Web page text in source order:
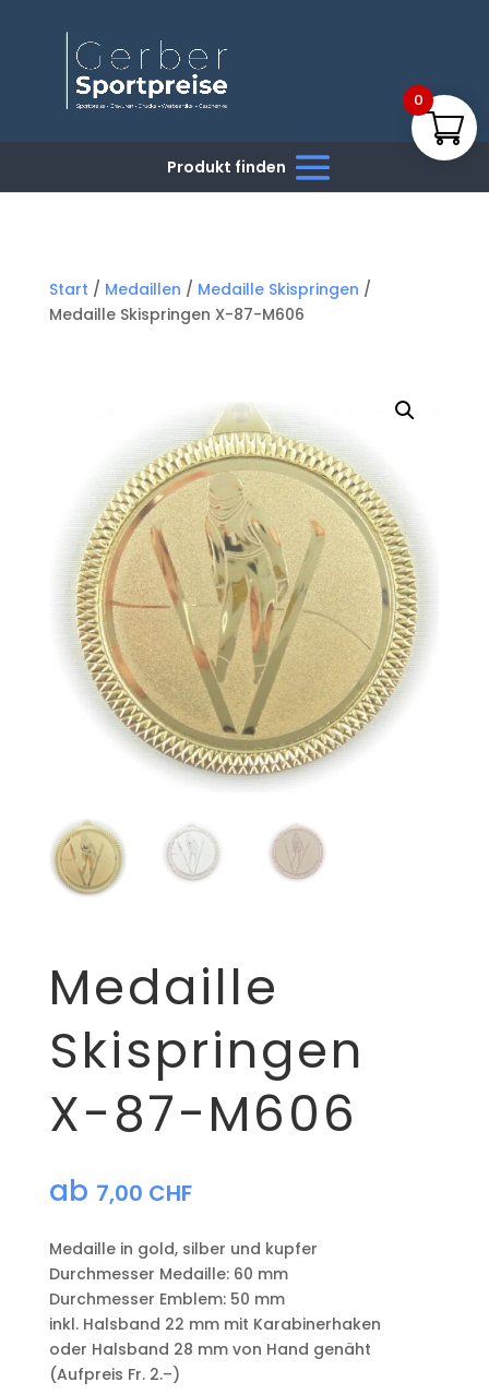
Start / Medaillen / Medaille Skispringen /
Medaille Skispringen X-87-M606
Medaille
Skispringen
X-87-M606
ab 7,00 CHF
Medaille in gold, silber und kupfer
​Durchmesser Medaille: 60 mm
Durchmesser Emblem: 50 mm
​inkl. Halsband 22 mm mit Karabinerhaken
oder Halsband 28 mm von Hand genäht
(Aufpreis Fr. 2.–)
0